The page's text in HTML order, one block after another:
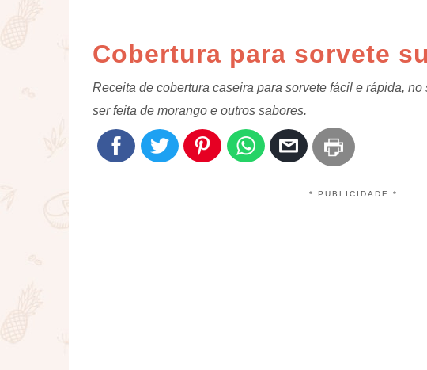
Cobertura para sorvete
Receita de cobertura caseira para sorvete fácil e rápida,
ser feita de morango e outros sabores.
* PUBLICIDADE *